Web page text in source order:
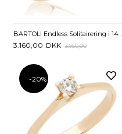
3.160,00 DKK 3.950,00
-20%